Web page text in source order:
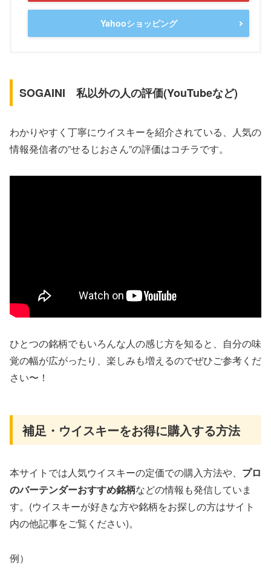
Yahooショッピング
SOGAINI 私以外の人の評価(YouTubeなど)
わかりやすく丁寧にウイスキーを紹介されている、人気の
情報発信者の”せるじおさん”の評価はコチラです。
ひとつの銘柄でもいろんな人の感じ方を知ると、自分の味
覚の幅が広がったり、楽しみも増えるのでぜひご参考くだ
さい〜！
補足・ウイスキーをお得に購入する方法
本サイトでは人気ウイスキーの定価での購入方法や、 プロ
のバーテンダーおすすめ銘柄などの情報も発信していま
す。(ウイスキーが好きな方や銘柄をお探しの方はサイト
内の他記事をご覧ください)。
例）